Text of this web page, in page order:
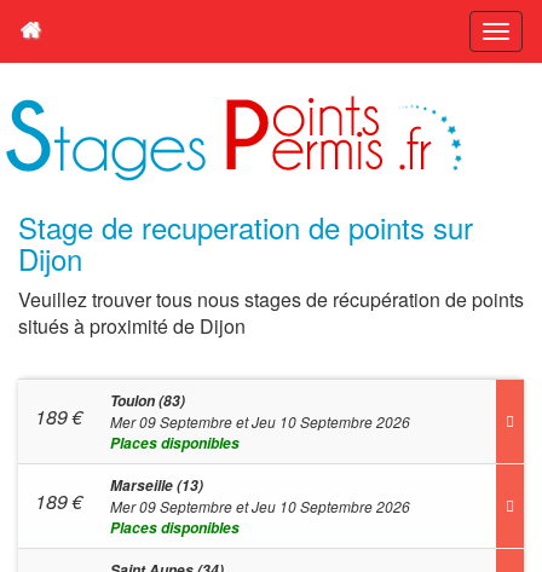
Stage de recuperation de points sur
Dijon
Veuillez trouver tous nous stages de récupération de points
situés à proximité de Dijon
189€
Toulon (83)
Mer 09 Septembre et Jeu 10 Septembre 2026
Places disponibles
189€
Marseille (13)
Mer 09 Septembre et Jeu 10 Septembre 2026
Places disponibles